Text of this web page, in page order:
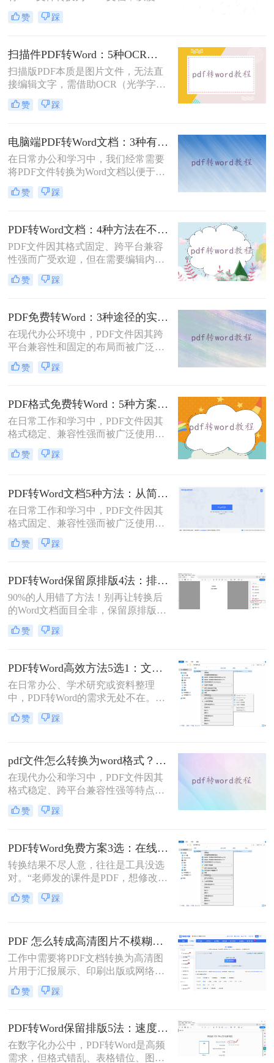
行编辑、修改或进一步处理。然而，
市面上许多PDF转Word工具都需要付
钱呢？本文将介绍几种不花钱的常用
方法，帮助您轻松实现PDF到Word的
转换。
赞 踩
扫描件PDF转Word：5种OCR方案的识别精度和速度对比！
扫描版PDF本质是图片文件，无法直
接编辑文字，需借助OCR（光学字符
识别）技术提取文字并转换为可编辑
的Word格式。那么扫描pdf怎么转换
5种主流方案，助您高效完成转换。
赞 踩
电脑端PDF转Word文档：3种有效方法的具体操作步骤！
在日常办公和学习中，我们经常需要
将PDF文件转换为Word文档以便于编
辑和修改。那么电脑上pdf怎么转换成
word文档呢？本文将介绍三种将PDF
完成PDF到Word的转换。
赞 踩
PDF转Word文档：4种方法在不同文件类型下的转换效果！
PDF文件因其格式固定、跨平台兼容
性强而广受欢迎，但在需要编辑内容
时，将其转换为可编辑的Word文档成
为刚需。那么pdf怎么转换成word文档
法，助您高效完成格式转换。
赞 踩
PDF免费转Word：3种途径的实际费用、限制和效果对比！
在现代办公环境中，PDF文件因其跨
平台兼容性和固定的布局而被广泛使
用。然而，在需要对内容进行编辑
时，我们往往需要将其转换为Word文
呢？本文将介绍三种常用的免费方法
来实现这一目标。
赞 踩
PDF格式免费转Word：5种方案的速度、精度、文件限制对比！
在日常工作和学习中，PDF文件因其
格式稳定、兼容性强而被广泛使用。
然而，当需要对PDF内容进行编辑
时，很多人会遇到困难。此时，将
换成word"这一常见需求，本文将为
您详细介绍五种安全、高效且完全免
费的转换方法，帮助您轻松实现格式
转换。
赞 踩
PDF转Word文档5种方法：从简单复制到专业软件的适用范围！
在日常工作和学习中，PDF文件因其
格式固定、兼容性强而被广泛使用。
然而，PDF的静态特性也带来了编辑
困难的问题。为了便于修改和协作，
许多用户的刚需。那么pdf怎么转换成
word文档呢？本文将详细介绍五种常
用的PDF转Word方法，帮助您选择最
适合自己的解决方案。
赞 踩
PDF转Word保留原排版4法：排版优先模式、OCR选项和格式修复全流程！
90%的人用错了方法！别再让转换后
的Word文档面目全非，保留原排版的
秘密就在这里。“这表格怎么全乱
了？”、“字体全变了，我还得一个个
PDF转为Word文档时，最崩溃的瞬
间。一份精心排版的PDF报告，转换
后却变成需要“二次加工”的混乱文
档，不仅浪费时间，更可能引发关键
信息错漏的风险。那么pdf转word怎么
保留原排版呢？
赞 踩
PDF转Word高效方法5选1：文件大小和类型决定用哪个！
在日常办公、学术研究或资料整理
中，PDF转Word的需求无处不在。那
么pdf怎么转换成word呢？本文将系统
解析5种主流方法，涵盖不同场景，
赞 踩
pdf文件怎么转换为word格式？这3种转换方法可以尝试下！
在现代办公和学习中，PDF文件因其
格式稳定、跨平台兼容性强等特点而
被广泛使用。然而，当需要编辑PDF
文件中的内容时，将其转换为Word格
换为word格式呢？本文将介绍三种简
单实用的方法，帮助您轻松将PDF文
件转换为Word格式。
赞 踩
PDF转Word免费方案3选：在线免费额度、客户端试用和Word自带的区别！
转换结果不尽人意，往往是工具没选
对。“老师发的课件是PDF，想修改内
容怎么办？”“客户发来的合同是
PDF，需要调整条款怎么处理？”从事
的“灵魂拷问”。
赞 踩
PDF 怎么转成高清图片不模糊？5种高清转换方法（2026实测指南）
工作中需要将PDF文档转换为高清图
片用于汇报展示、印刷出版或网络分
享，但转换后图片模糊不清、细节丢
失、放大后出现马赛克……这些"清
能导致重要信息无法识别。那么PDF
怎么转成高清图片不模糊呢？别再忍
受模糊图片！本文直击痛点，提供可
立即执行的高清转换方案，助您10分
赞 踩
PDF转Word保留排版5法：速度优先还是排版优先？选择指南！
在数字化办公中，PDF转Word是高频
需求，但格式错乱、表格错位、图片